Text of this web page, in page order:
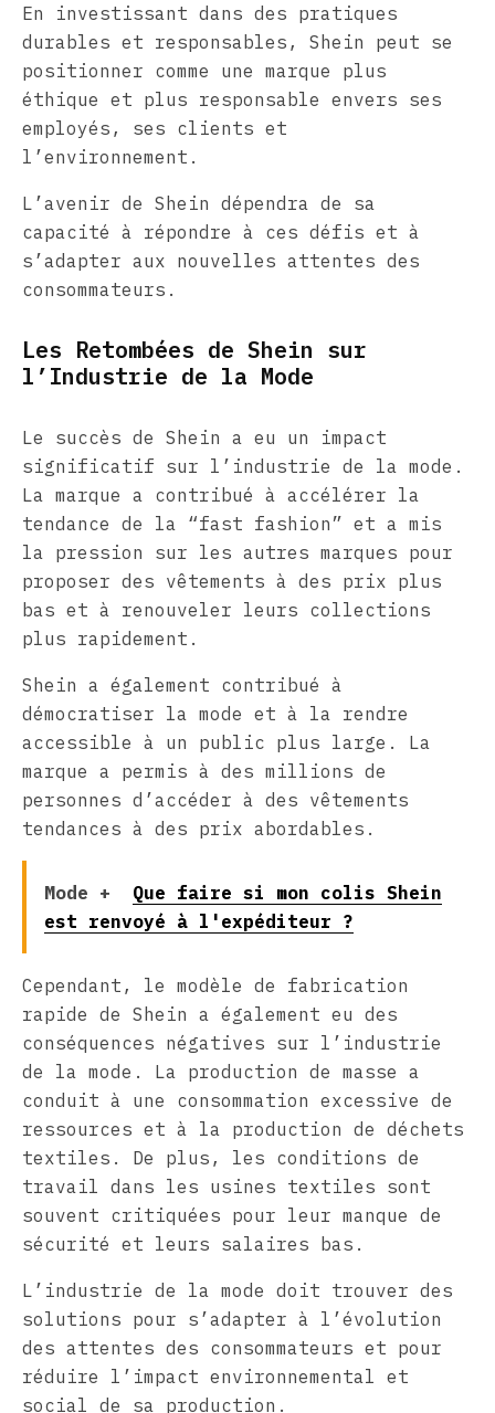
En investissant dans des pratiques
durables et responsables, Shein peut se
positionner comme une marque plus
éthique et plus responsable envers ses
employés, ses clients et
l’environnement.
L’avenir de Shein dépendra de sa
capacité à répondre à ces défis et à
s’adapter aux nouvelles attentes des
consommateurs.
Les Retombées de Shein sur
l’Industrie de la Mode
Le succès de Shein a eu un impact
significatif sur l’industrie de la mode.
La marque a contribué à accélérer la
tendance de la “fast fashion” et a mis
la pression sur les autres marques pour
proposer des vêtements à des prix plus
bas et à renouveler leurs collections
plus rapidement.
Shein a également contribué à
démocratiser la mode et à la rendre
accessible à un public plus large. La
marque a permis à des millions de
personnes d’accéder à des vêtements
tendances à des prix abordables.
Mode +
Que faire si mon colis Shein
est renvoyé à l'expéditeur ?
Cependant, le modèle de fabrication
rapide de Shein a également eu des
conséquences négatives sur l’industrie
de la mode. La production de masse a
conduit à une consommation excessive de
ressources et à la production de déchets
textiles. De plus, les conditions de
travail dans les usines textiles sont
souvent critiquées pour leur manque de
sécurité et leurs salaires bas.
L’industrie de la mode doit trouver des
solutions pour s’adapter à l’évolution
des attentes des consommateurs et pour
réduire l’impact environnemental et
social de sa production.